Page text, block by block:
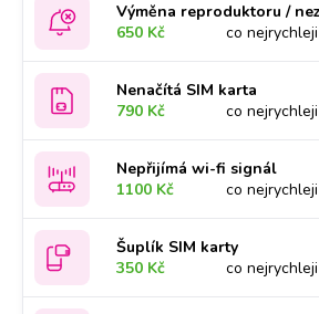
Výměna reproduktoru /
650 Kč
co nejrychleji
Nenačítá SIM karta
790 Kč
co nejrychleji
Nepřijímá wi-fi signál
1100 Kč
co nejrychleji
Šuplík SIM karty
350 Kč
co nejrychleji